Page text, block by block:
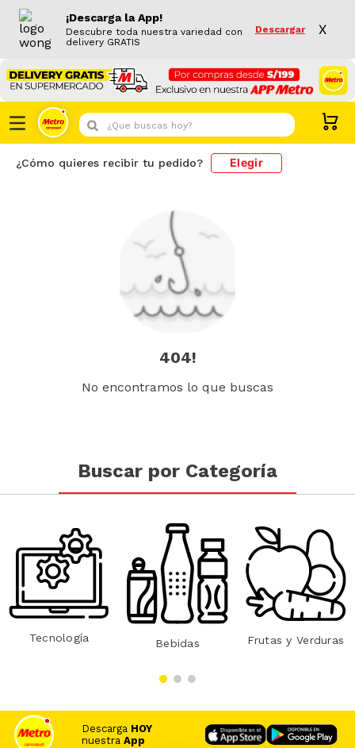
¡Descarga la App!
Descubre toda nuestra variedad con
delivery GRATIS
Descargar X
¿Que buscas hoy?
¿Cómo quieres recibir tu pedido? Elegir
404!
No encontramos lo que buscas
Buscar por Categoría
Tecnología Bebidas Frutas y Verduras
Descarga HOY
nuestra App